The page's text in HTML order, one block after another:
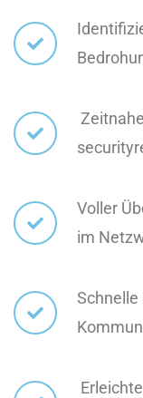
Voller
im
Schnelle